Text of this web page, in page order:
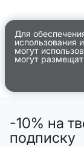
Для
использования
могут
могут
-10% на
подписку